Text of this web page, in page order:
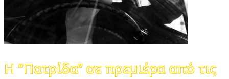
Η “Πατρίδα” σε πρεμιέρα από τις